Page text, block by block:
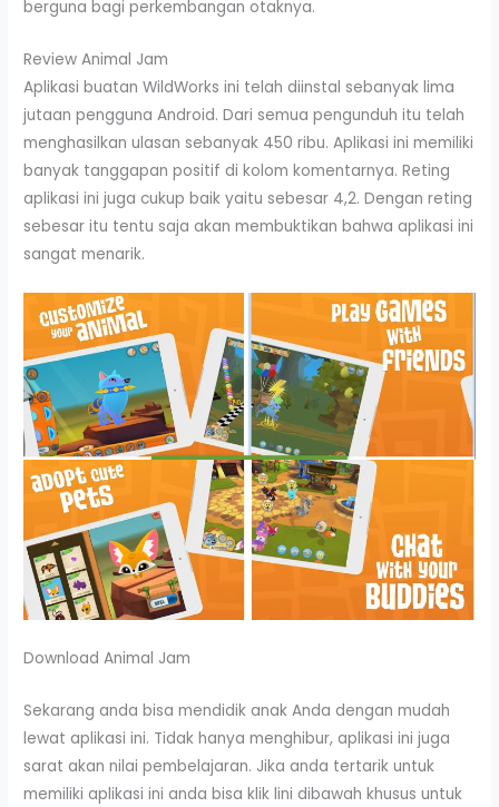
berguna bagi perkembangan otaknya.
Review Animal Jam
Aplikasi buatan WildWorks ini telah diinstal sebanyak lima
jutaan pengguna Android. Dari semua pengunduh itu telah
menghasilkan ulasan sebanyak 450 ribu. Aplikasi ini memiliki
banyak tanggapan positif di kolom komentarnya. Reting
aplikasi ini juga cukup baik yaitu sebesar 4,2. Dengan reting
sebesar itu tentu saja akan membuktikan bahwa aplikasi ini
sangat menarik.
Download Animal Jam
Sekarang anda bisa mendidik anak Anda dengan mudah
lewat aplikasi ini. Tidak hanya menghibur, aplikasi ini juga
sarat akan nilai pembelajaran. Jika anda tertarik untuk
memiliki aplikasi ini anda bisa klik lini dibawah khusus untuk